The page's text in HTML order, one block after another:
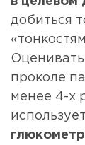
добиться
проколе
менее 4-х
глюкометр